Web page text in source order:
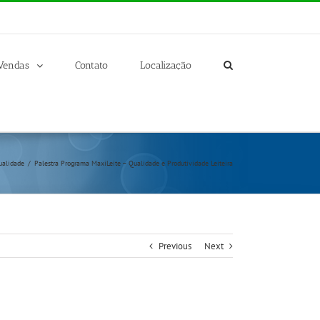
Contato Localização
/ Palestra Programa MaxiLeite – Qualidade e Produtividade Leiteira
Previous Next